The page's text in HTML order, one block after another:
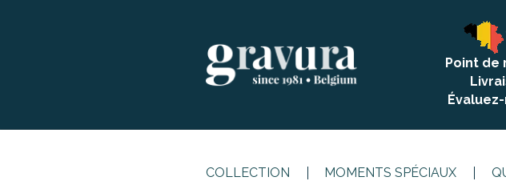
Point de
COLLECTION MOMENTS SPÉCIAUX